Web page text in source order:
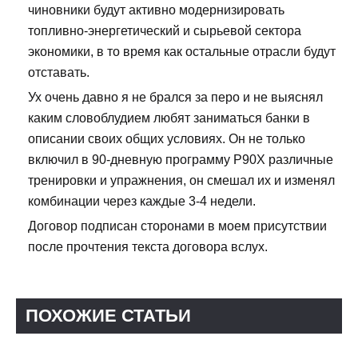
чиновники будут активно модернизировать
топливно-энергетический и сырьевой сектора
экономики, в то время как остальные отрасли будут
отставать.
Ух очень давно я не брался за перо и не выяснял
каким словоблудием любят заниматься банки в
описании своих общих условиях. Он не только
включил в 90-дневную программу Р90Х различные
тренировки и упражнения, он смешал их и изменял
комбинации через каждые 3-4 недели.
Договор подписан сторонами в моем присутствии
после прочтения текста договора вслух.
ПОХОЖИЕ СТАТЬИ